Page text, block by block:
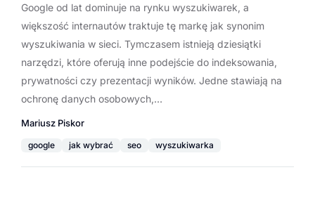
Google od lat dominuje na rynku wyszukiwarek, a
większość internautów traktuje tę markę jak synonim
wyszukiwania w sieci. Tymczasem istnieją dziesiątki
narzędzi, które oferują inne podejście do indeksowania,
prywatności czy prezentacji wyników. Jedne stawiają na
ochronę danych osobowych,…
Mariusz Piskor
google jak wybrać seo wyszukiwarka